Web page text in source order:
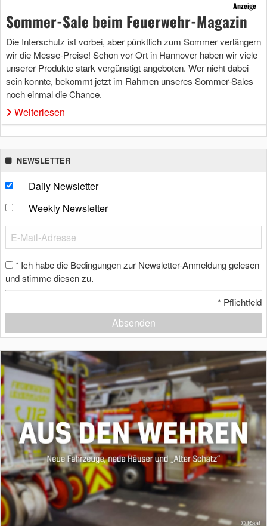
Anzeige
Sommer-Sale beim Feuerwehr-Magazin
Die Interschutz ist vorbei, aber pünktlich zum Sommer verlängern
wir die Messe-Preise! Schon vor Ort in Hannover haben wir viele
unserer Produkte stark vergünstigt angeboten. Wer nicht dabei
sein konnte, bekommt jetzt im Rahmen unseres Sommer-Sales
noch einmal die Chance.
Weiterlesen
NEWSLETTER
Daily Newsletter
Weekly Newsletter
* Ich habe die Bedingungen zur Newsletter-Anmeldung gelesen
und stimme diesen zu.
* Pflichtfeld
Absenden